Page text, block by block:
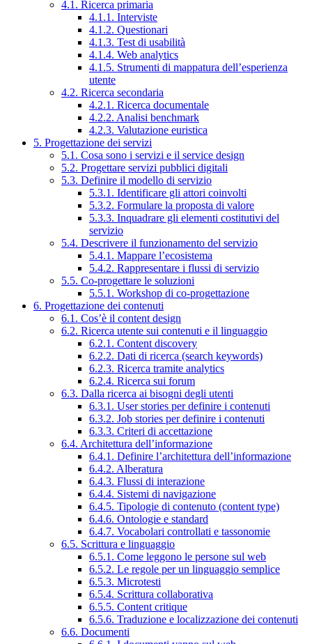
4.1. Ricerca primaria
4.1.1. Interviste
4.1.2. Questionari
4.1.3. Test di usabilità
4.1.4. Web analytics
4.1.5. Strumenti di mappatura dell’esperienza
utente
4.2. Ricerca secondaria
4.2.1. Ricerca documentale
4.2.2. Analisi benchmark
4.2.3. Valutazione euristica
5. Progettazione dei servizi
5.1. Cosa sono i servizi e il service design
5.2. Progettare servizi pubblici digitali
5.3. Definire il modello di servizio
5.3.1. Identificare gli attori coinvolti
5.3.2. Formulare la proposta di valore
5.3.3. Inquadrare gli elementi costitutivi del
servizio
5.4. Descrivere il funzionamento del servizio
5.4.1. Mappare l’ecosistema
5.4.2. Rappresentare i flussi di servizio
5.5. Co-progettare le soluzioni
5.5.1. Workshop di co-progettazione
6. Progettazione dei contenuti
6.1. Cos’è il content design
6.2. Ricerca utente sui contenuti e il linguaggio
6.2.1. Content discovery
6.2.2. Dati di ricerca (search keywords)
6.2.3. Ricerca tramite analytics
6.2.4. Ricerca sui forum
6.3. Dalla ricerca ai bisogni degli utenti
6.3.1. User stories per definire i contenuti
6.3.2. Job stories per definire i contenuti
6.3.3. Criteri di accettazione
6.4. Architettura dell’informazione
6.4.1. Definire l’architettura dell’informazione
6.4.2. Alberatura
6.4.3. Flussi di interazione
6.4.4. Sistemi di navigazione
6.4.5. Tipologie di contenuto (content type)
6.4.6. Ontologie e standard
6.4.7. Vocabolari controllati e tassonomie
6.5. Scrittura e linguaggio
6.5.1. Come leggono le persone sul web
6.5.2. Le regole per un linguaggio semplice
6.5.3. Microtesti
6.5.4. Scrittura collaborativa
6.5.5. Content critique
6.5.6. Traduzione e localizzazione dei contenuti
6.6. Documenti